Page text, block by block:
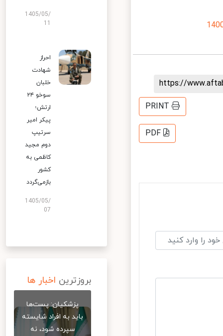
https://
PRINT
PDF
1405/05/
احراز
شهادت
خلبان
سوخو ۲۴
ارتش؛
پیکر امیر
سرتیپ
دوم مجید
کاظمی به
کشور
بازمی‌گردد
1405/05/
07
بروزترین اخبار ها
پزشکیان: پست‌ها
باید به افراد شایسته
سپرده شود، نه